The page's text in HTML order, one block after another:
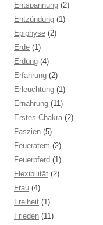
Entspannung (2)
Entzündung (1)
Epiphyse (2)
Erde (1)
Erdung (4)
Erfahrung (2)
Erleuchtung (1)
Ernährung (11)
Erstes Chakra (2)
Faszien (5)
Feueratem (2)
Feuerpferd (1)
Flexibilität (2)
Frau (4)
Freiheit (1)
Frieden (11)